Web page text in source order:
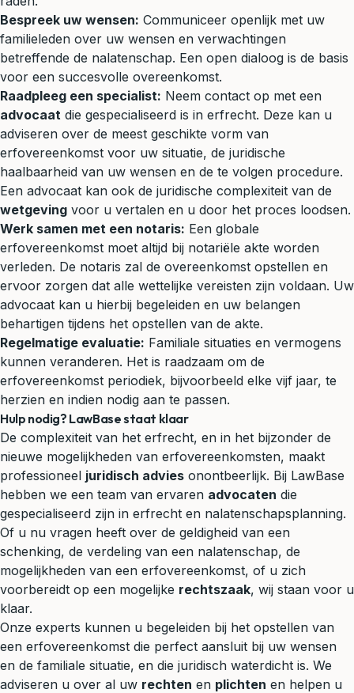
Bespreek uw wensen: Communiceer openlijk met uw
familieleden over uw wensen en verwachtingen
betreffende de nalatenschap. Een open dialoog is de basis
voor een succesvolle overeenkomst.
Raadpleeg een specialist: Neem contact op met een
advocaat die gespecialiseerd is in erfrecht. Deze kan u
adviseren over de meest geschikte vorm van
erfovereenkomst voor uw situatie, de juridische
haalbaarheid van uw wensen en de te volgen procedure.
Een advocaat kan ook de juridische complexiteit van de
wetgeving voor u vertalen en u door het proces loodsen.
Werk samen met een notaris: Een globale
erfovereenkomst moet altijd bij notariële akte worden
verleden. De notaris zal de overeenkomst opstellen en
ervoor zorgen dat alle wettelijke vereisten zijn voldaan. Uw
advocaat kan u hierbij begeleiden en uw belangen
behartigen tijdens het opstellen van de akte.
Regelmatige evaluatie: Familiale situaties en vermogens
kunnen veranderen. Het is raadzaam om de
erfovereenkomst periodiek, bijvoorbeeld elke vijf jaar, te
herzien en indien nodig aan te passen.
Hulp nodig? LawBase staat klaar
De complexiteit van het erfrecht, en in het bijzonder de
nieuwe mogelijkheden van erfovereenkomsten, maakt
professioneel juridisch advies onontbeerlijk. Bij LawBase
hebben we een team van ervaren advocaten die
gespecialiseerd zijn in erfrecht en nalatenschapsplanning.
Of u nu vragen heeft over de geldigheid van een
schenking, de verdeling van een nalatenschap, de
mogelijkheden van een erfovereenkomst, of u zich
voorbereidt op een mogelijke rechtszaak, wij staan voor u
klaar.
Onze experts kunnen u begeleiden bij het opstellen van
een erfovereenkomst die perfect aansluit bij uw wensen
en de familiale situatie, en die juridisch waterdicht is. We
adviseren u over al uw rechten en plichten en helpen u